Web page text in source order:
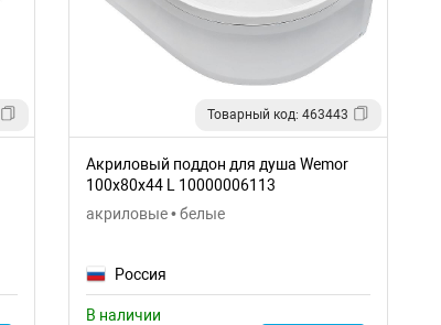
Товарный код: 463443
Акриловый поддон для душа Wemor
100x80x44 L 10000006113
акриловые • белые
Россия
В наличии